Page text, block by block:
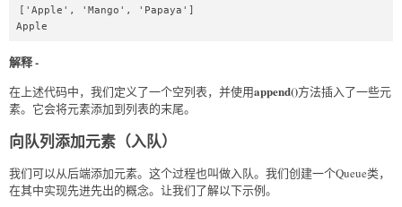
['Apple', 'Mango', 'Papaya']
Apple
解释 -
在上述代码中，我们定义了一个空列表，并使用append()方法插入了一些元
素。它会将元素添加到列表的末尾。
向队列添加元素（入队）
我们可以从后端添加元素。这个过程也叫做入队。我们创建一个Queue类，
在其中实现先进先出的概念。让我们了解以下示例。